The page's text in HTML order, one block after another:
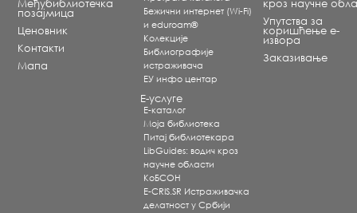
Међубиблиотечка
позајмица
Ценовник
Контакти
Мапа
Бежични интернет (Wi-Fi)
и eduroam®
Koлекције
Библиографије
истраживача
ЕУ инфо центар
Е-услуге
Е-каталог
Моја библиотека
Питај библиотекара
LibGuides: водич кроз
научне области
КоБСОН
E-CRIS.SR Истраживачка
делатност у Србији
кроз научне
Упутства за
коришћење е-
извора
Заказивање